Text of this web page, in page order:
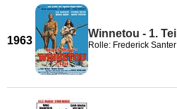
1963
Winnetou - 1. Teil
Rolle: Frederick Santer